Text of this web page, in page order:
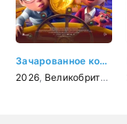
Зачарованное королевство
2026 Великобритания